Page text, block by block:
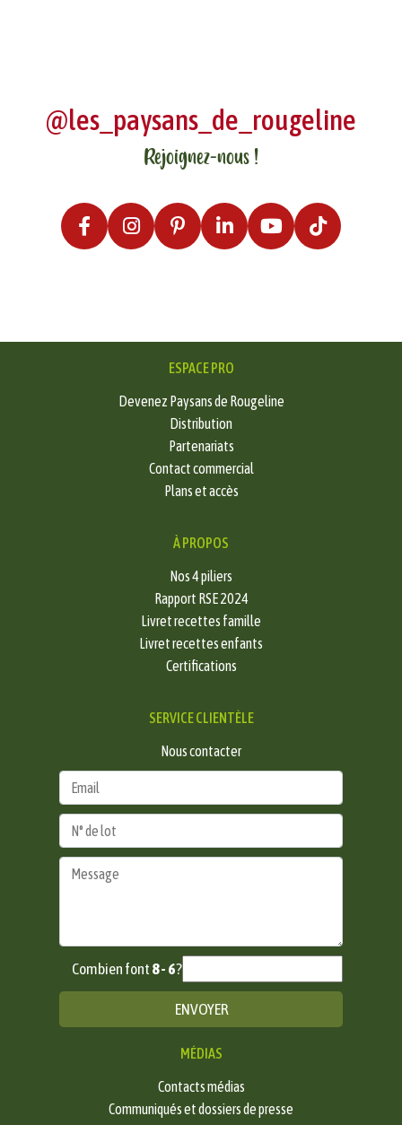
@les_paysans_de_rougeline
Rejoignez-nous !
ESPACE PRO
Devenez Paysans de Rougeline
Distribution
Partenariats
Contact commercial
Plans et accès
À PROPOS
Nos 4 piliers
Rapport RSE 2024
Livret recettes famille
Livret recettes enfants
Certifications
SERVICE CLIENTÈLE
Nous contacter
Combien font 8 - 6?
MÉDIAS
Contacts médias
Communiqués et dossiers de presse